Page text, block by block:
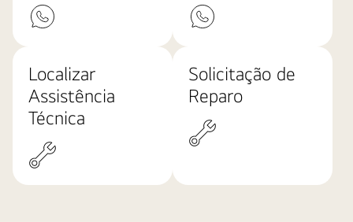
Localizar
Assistência
Técnica
Solicitação de
Reparo